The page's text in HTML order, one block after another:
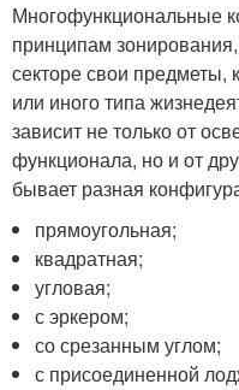
Многофункциональные
принципам
секторе свои предметы,
или иного типа
зависит не только от
функционала, но и от
бывает разная
прямоугольная;
квадратная;
угловая;
с эркером;
со срезанным углом;
с присоединенной